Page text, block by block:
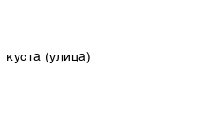
(улица)